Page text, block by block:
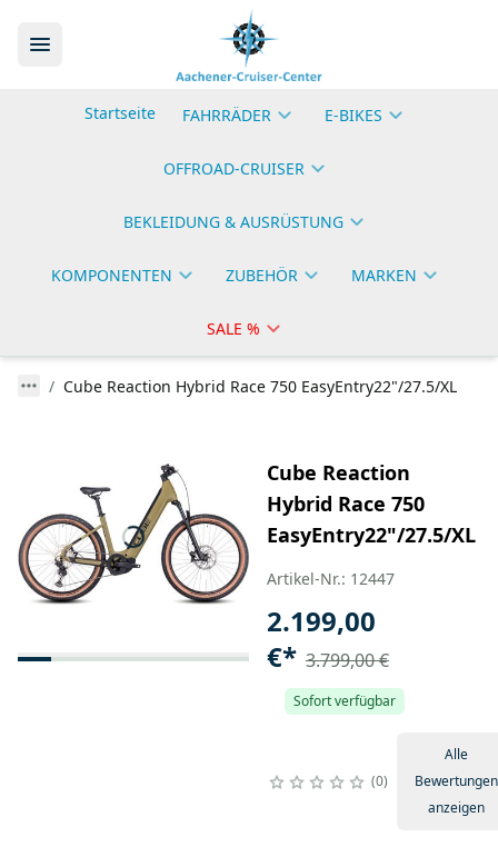
Startseite FAHRRÄDER E-BIKES
OFFROAD-CRUISER
BEKLEIDUNG & AUSRÜSTUNG
KOMPONENTEN ZUBEHÖR MARKEN
SALE %
Cube Reaction Hybrid Race 750 EasyEntry22"/27.5/XL
Cube Reaction
Hybrid Race 750
EasyEntry22"/27.5/XL
Artikel-Nr.: 12447
2.199,00
€* 3.799,00 €
Sofort verfügbar
0
Alle
Bewertungen
anzeigen